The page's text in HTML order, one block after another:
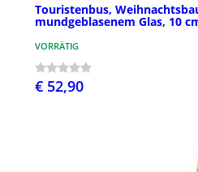
Touristenbus,
mundgeblasenem Glas, 10
VORRÄTIG
€ 52,90